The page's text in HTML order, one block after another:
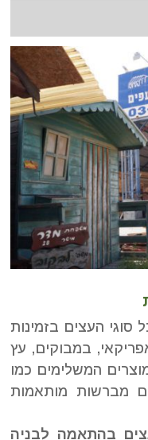
העצים בזמינות
במבוקים, עץ
המשלימים כמו
מברשות מותאמות
בהתאמה לבניה